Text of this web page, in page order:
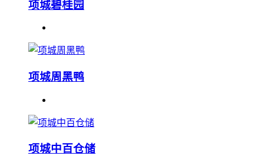
项城碧桂园
项城周黑鸭
项城中百仓储